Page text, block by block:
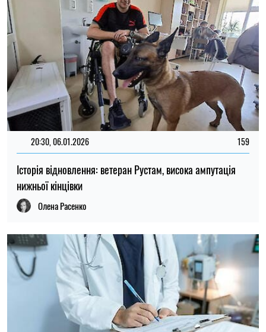
20:30, 06.01.2026 159
Історія відновлення: ветеран Рустам, висока ампутація
нижньої кінцівки
Олена Расенко